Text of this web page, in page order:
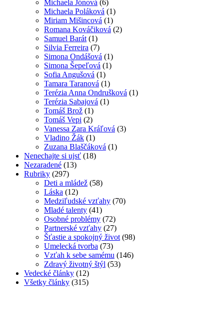
Michaela Jónová (6)
Michaela Poláková (1)
Miriam Mišincová (1)
Romana Kováčiková (2)
Samuel Barát (1)
Silvia Ferreira (7)
Simona Ondášová (1)
Simona Šepeľová (1)
Sofia Angušová (1)
Tamara Taranová (1)
Terézia Anna Ondrušková (1)
Terézia Sabajová (1)
Tomáš Brož (1)
Tomáš Vepi (2)
Vanessa Zara Kráľová (3)
Vladino Žák (1)
Zuzana Blaščáková (1)
Nenechajte si ujsť (18)
Nezaradené (13)
Rubriky (297)
Deti a mládež (58)
Láska (12)
Medziľudské vzťahy (70)
Mladé talenty (41)
Osobné problémy (72)
Partnerské vzťahy (27)
Šťastie a spokojný život (98)
Umelecká tvorba (73)
Vzťah k sebe samému (146)
Zdravý životný štýl (53)
Vedecké články (12)
Všetky články (315)